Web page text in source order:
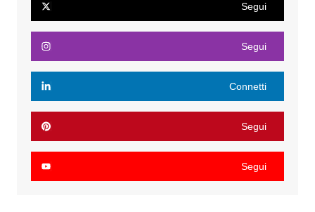
Segui
Segui
Connetti
Segui
Segui